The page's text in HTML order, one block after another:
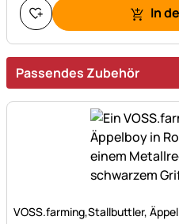
In
Passendes Zubehör
Noch keine Bewertungen
VOSS.farming,Stallbuttler,